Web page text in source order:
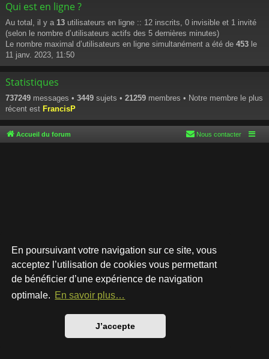
En poursuivant votre navigation sur ce site, vous
acceptez l’utilisation de cookies vous permettant
de bénéficier d’une expérience de navigation
optimale. En savoir plus…
J’accepte
Qui est en ligne ?
Au total, il y a 13 utilisateurs en ligne :: 12 inscrits, 0 invisible et 1 invité
(selon le nombre d’utilisateurs actifs des 5 dernières minutes)
Le nombre maximal d’utilisateurs en ligne simultanément a été de 453 le
11 janv. 2023, 11:50
Statistiques
737249 messages • 3449 sujets • 21259 membres • Notre membre le plus
récent est FrancisP
Accueil du forum Nous contacter
Développé parphpBB® Forum Software © phpBB Limited
Style par
Traduction française officielle